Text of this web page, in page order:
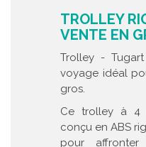
TROLLEY
VENTE EN
Trolley -
voyage idéal
gros.
Ce trolley à 4
conçu en ABS
pour